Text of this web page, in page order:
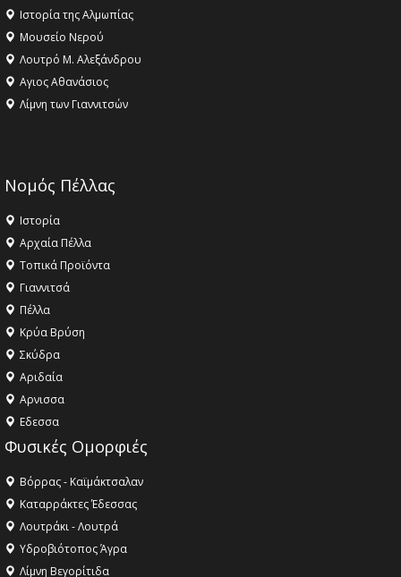
Ιστορία της Αλμωπίας
Μουσείο Νερού
Λουτρό Μ. Αλεξάνδρου
Αγιος Αθανάσιος
Λίμνη των Γιαννιτσών
Νομός Πέλλας
Ιστορία
Αρχαία Πέλλα
Τοπικά Προϊόντα
Γιαννιτσά
Πέλλα
Κρύα Βρύση
Σκύδρα
Αριδαία
Aρνισσα
Eδεσσα
Φυσικές Ομορφιές
Βόρρας - Καϊμάκτσαλαν
Καταρράκτες Έδεσσας
Λουτράκι - Λουτρά
Υδροβιότοπος Άγρα
Λίμνη Βεγορίτιδα